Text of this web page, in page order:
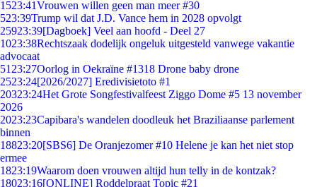
1523:41Vrouwen willen geen man meer #30
523:39Trump wil dat J.D. Vance hem in 2028 opvolgt
25923:39[Dagboek] Veel aan hoofd - Deel 27
1023:38Rechtszaak dodelijk ongeluk uitgesteld vanwege vakantie
advocaat
51 23:27Oorlog in Oekraïne #1318 Drone baby drone
2523:24[2026/2027] Eredivisietoto #1
20323:24Het Grote Songfestivalfeest Ziggo Dome #5 13 november
2026
2023:23Capibara's wandelen doodleuk het Braziliaanse parlement
binnen
18823:20[SBS6] De Oranjezomer #10 Helene je kan het niet stop
ermee
1823:19Waarom doen vrouwen altijd hun telly in de kontzak?
18023:16[ONLINE] Roddelpraat Topic #21